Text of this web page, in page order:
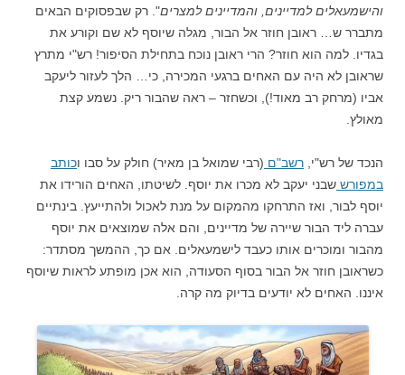
והישמעאלים למדיינים, והמדיינים למצרים". רק שבפסוקים הבאים
מתברר ש… ראובן חוזר אל הבור, מגלה שיוסף לא שם וקורע את
בגדיו. למה הוא חוזר? הרי ראובן נוכח בתחילת הסיפור! רש"י מתרץ
שראובן לא היה עם האחים ברגעי המכירה, כי… הלך לעזור ליעקב
אביו (מרחק רב מאוד!), וכשחזר – ראה שהבור ריק. נשמע קצת
מאולץ.
הנכד של רש"י, רשב"ם (רבי שמואל בן מאיר) חולק על סבו וכותב
במפורש שבני יעקב לא מכרו את יוסף. לשיטתו, האחים הורידו את
יוסף לבור, ואז התרחקו מהמקום על מנת לאכול ולהתייעץ. בינתיים
עברה ליד הבור שיירה של מדיינים, והם אלה שמוצאים את יוסף
מהבור ומוכרים אותו כעבד לישמעאלים. אם כך, ההמשך מסתדר:
כשראובן חוזר אל הבור בסוף הסעודה, הוא אכן מופתע לראות שיוסף
איננו. האחים לא יודעים בדיוק מה קרה.